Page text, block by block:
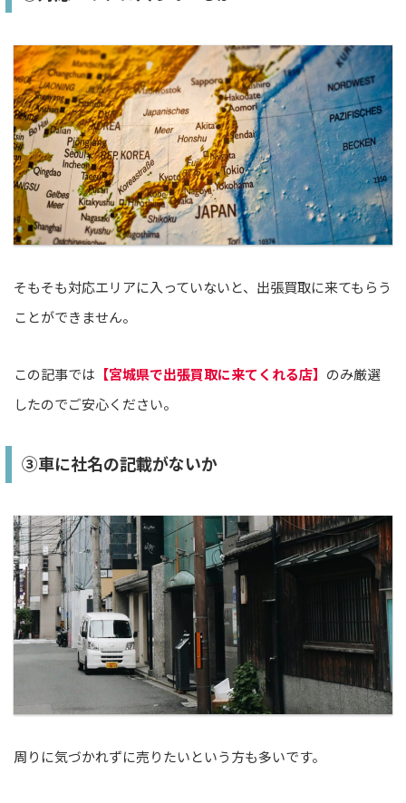
そもそも対応エリアに入っていないと、出張買取に来てもらう
ことができません。
この記事では 【宮城県で出張買取に来てくれる店】 のみ厳選
したのでご安心ください。
③車に社名の記載がないか
周りに気づかれずに売りたいという方も多いです。